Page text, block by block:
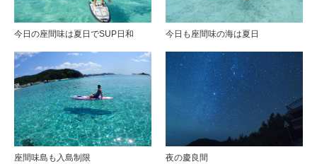
今日の座間味は夏日でSUP日和 今日も座間味の海は夏日
座間味島も入島制限 夜の慶良間